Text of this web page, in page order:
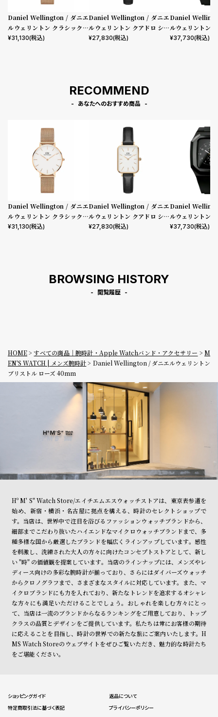
Daniel Wellington / ダニエ
ルウェリントン クラシックペ
ティット メルローズ ローズゴ
¥31,130(税込)
Daniel Wellington / ダニエ
ルウェリントン クアドロ シェ
フィールド ローズゴールド/ホ
¥27,830(税込)
Daniel
ルウェリントン
mm Apple
¥37,730(税込)
RECOMMEND
あなたへのおすすめ商品
Daniel Wellington / ダニエ
ルウェリントン クラシックペ
ティット メルローズ ローズゴ
¥31,130(税込)
Daniel Wellington / ダニエ
ルウェリントン クアドロ シェ
フィールド ローズゴールド/ホ
¥27,830(税込)
Daniel
ルウェリントン
mm Apple
¥37,730(税込)
BROWSING HISTORY
閲覧履歴
HOME すべての商品｜腕時計・Apple Watchバンド・アクセサリー
M
EN'S WATCH | メンズ腕時計
Daniel Wellington / ダニエルウェリントン
ブリストル ローズ 40mm
Hº M' S" Watch Store/エイチエムエスウォッチストアは、東京表参道を
始め、新宿・横浜・名古屋に拠点を構える、時計のセレクトショップで
す。当店は、世界中で注目を浴びるファッションウォッチブランドから、
細部までこだわり抜いたハイエンドなマイクロウォッチブランドまで、多
種多様な国から厳選したブランドを幅広くラインアップしています。感性
を刺激し、洗練された大人の方々に向けたコンセプトストアとして、新し
い "時" の価値観を提案しています。当店のラインナップには、メンズやレ
ディース向けの多彩な腕時計が揃っており、さらにはダイバーズウォッチ
からクロノグラフまで、さまざまなスタイルに対応しています。また、マ
イクロブランドにも力を入れており、新たなトレンドを追求するオシャレ
な方々にも満足いただけることでしょう。おしゃれを楽しむ方々にとっ
て、当店は一流のブランドからなるランキングをご用意しており、トップ
クラスの品質とデザインをご提供しています。私たちは常にお客様の期待
に応えることを目指し、時計の世界での新たな旅にご案内いたします。H
MS Watch Storeのウェブサイトをぜひご覧いただき、魅力的な時計たち
をご堪能ください。
ショッピングガイド
返品について
特定商取引法に基づく表記
プライバシーポリシー